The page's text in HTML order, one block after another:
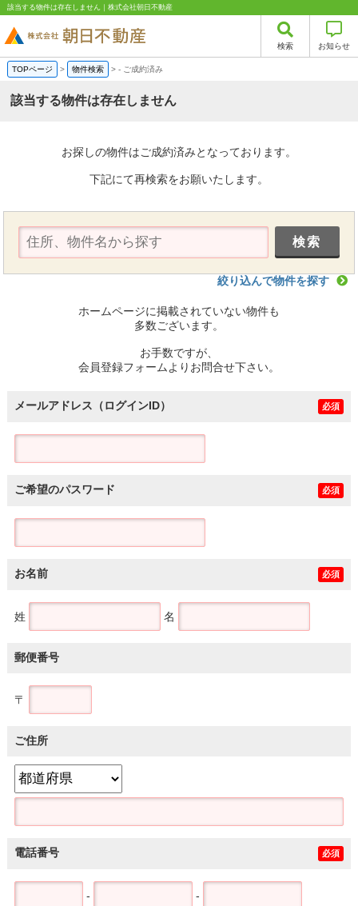
該当する物件は存在しません｜株式会社朝日不動産
検索 お知らせ
TOPページ > 物件検索 >- ご成約済み
該当する物件は存在しません
お探しの物件はご成約済みとなっております。
下記にて再検索をお願いたします。
絞り込んで物件を探す
ホームページに掲載されていない物件も
多数ございます。
お手数ですが、
会員登録フォームよりお問合せ下さい。
メールアドレス（ログインID） 必須
ご希望のパスワード 必須
お名前 必須
姓 名
郵便番号
〒
ご住所
電話番号 必須
- -